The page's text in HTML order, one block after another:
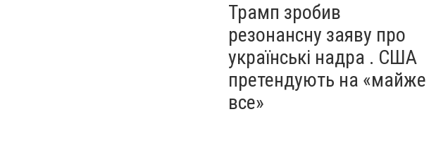
Трамп зробив
резонансну заяву про
українські надра . США
претендують на «майже
все»